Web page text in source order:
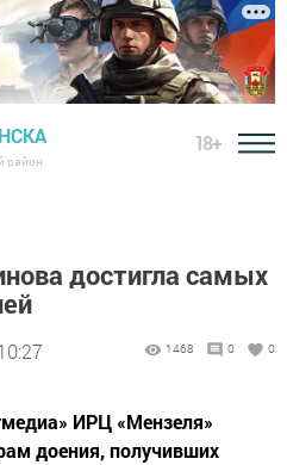
район
18+
достигла самых
1468 0 0
ИРЦ «Мензеля»
доения, получивших